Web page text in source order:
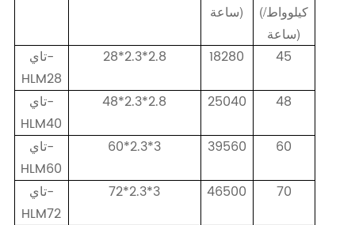
ساعة)
(كيلوواط/
ساعة)
تاي-
HLM28
28*2.3*2.8 18280 45
تاي-
HLM40
48*2.3*2.8 25040 48
تاي-
HLM60
60*2.3*3 39560 60
تاي-
HLM72
72*2.3*3 46500 70